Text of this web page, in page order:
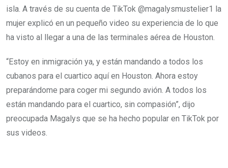
isla. A través de su cuenta de TikTok @magalysmustelier1 la
mujer explicó en un pequeño video su experiencia de lo que
ha visto al llegar a una de las terminales aérea de Houston.
“Estoy en inmigración ya, y están mandando a todos los
cubanos para el cuartico aquí en Houston. Ahora estoy
preparándome para coger mi segundo avión. A todos los
están mandando para el cuartico, sin compasión”, dijo
preocupada Magalys que se ha hecho popular en TikTok por
sus videos.